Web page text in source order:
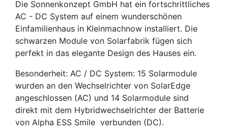
Die Sonnenkonzept GmbH hat ein fortschrittliches
AC - DC System auf einem wunderschönen
Einfamilienhaus in Kleinmachnow installiert. Die
schwarzen Module von Solarfabrik fügen sich
perfekt in das elegante Design des Hauses ein.
Besonderheit: AC / DC System: 15 Solarmodule
wurden an den Wechselrichter von SolarEdge
angeschlossen (AC) und 14 Solarmodule sind
direkt mit dem Hybridwechselrichter der Batterie
von Alpha ESS Smile verbunden (DC).